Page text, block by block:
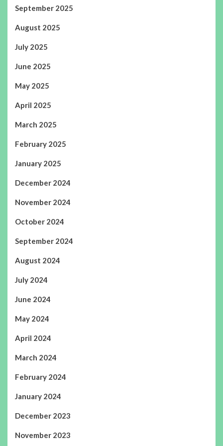
September 2025
August 2025
July 2025
June 2025
May 2025
April 2025
March 2025
February 2025
January 2025
December 2024
November 2024
October 2024
September 2024
August 2024
July 2024
June 2024
May 2024
April 2024
March 2024
February 2024
January 2024
December 2023
November 2023